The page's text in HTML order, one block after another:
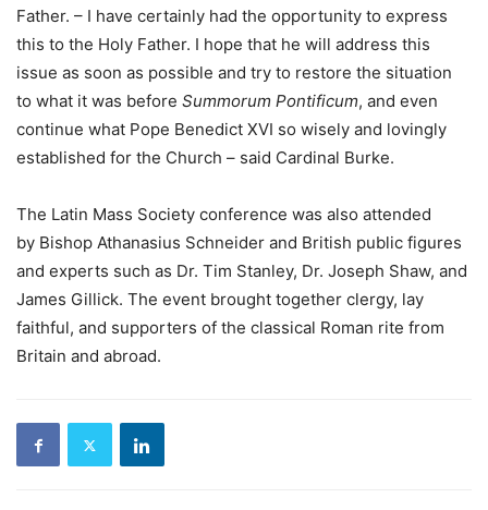
Father. – I have certainly had the opportunity to express
this to the Holy Father. I hope that he will address this
issue as soon as possible and try to restore the situation
to what it was before Summorum Pontificum, and even
continue what Pope Benedict XVI so wisely and lovingly
established for the Church – said Cardinal Burke.
The Latin Mass Society conference was also attended
by Bishop Athanasius Schneider and British public figures
and experts such as Dr. Tim Stanley, Dr. Joseph Shaw, and
James Gillick. The event brought together clergy, lay
faithful, and supporters of the classical Roman rite from
Britain and abroad.